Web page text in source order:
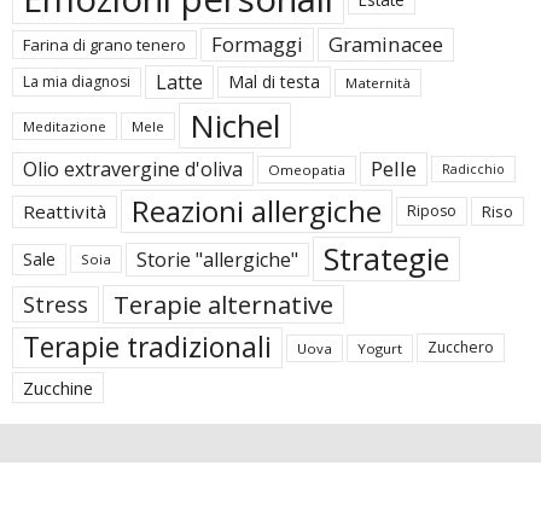
Farina di grano tenero Formaggi Graminacee
La mia diagnosi Latte Mal di testa Maternità
Meditazione Mele Nichel
Olio extravergine d'oliva Omeopatia Pelle Radicchio
Reattività Reazioni allergiche Riposo Riso
Sale Soia Storie "allergiche" Strategie
Stress Terapie alternative
Terapie tradizionali Uova Yogurt Zucchero
Zucchine